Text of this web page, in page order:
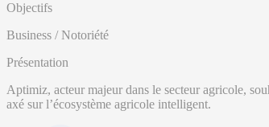
Objectifs
Business / Notoriété
Présentation
Aptimiz, acteur majeur dans le secteur agricole,
axé sur l’écosystème agricole intelligent.